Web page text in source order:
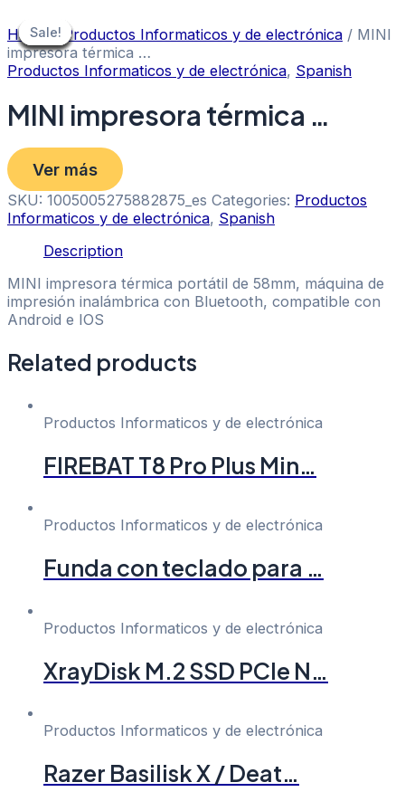
to
content
Sale!
Home/ Productos Informaticos y de electrónica / MINI
impresora térmica …
Productos Informaticos y de electrónica, Spanish
MINI impresora térmica …
Ver más
SKU: 1005005275882875_es Categories: Productos
Informaticos y de electrónica, Spanish
Description
MINI impresora térmica portátil de 58mm, máquina de
impresión inalámbrica con Bluetooth, compatible con
Android e IOS
Related products
Sale!
Sale!
Productos Informaticos y de electrónica
FIREBAT T8 Pro Plus Min…
Sale!
Sale!
Productos Informaticos y de electrónica
Funda con teclado para …
Sale!
Sale!
Productos Informaticos y de electrónica
XrayDisk M.2 SSD PCIe N…
Sale!
Sale!
Productos Informaticos y de electrónica
Razer Basilisk X / Deat…